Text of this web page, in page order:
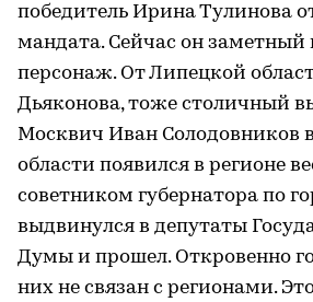
победитель Ирина Тулинова
мандата. Сейчас он заметный
персонаж. От Липецкой
Дьяконова, тоже столичный
Москвич Иван Солодовников
области появился в регионе
советником губернатора по
выдвинулся в депутаты
Думы и прошел. Откровенно
них не связан с регионами.